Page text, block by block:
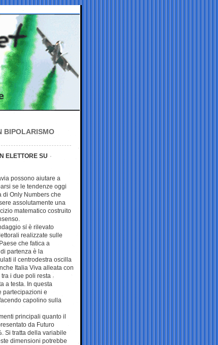
BIPOLARISMO
ELETTORE SU
possono aiutare a
se le tendenze oggi
Only Numbers che
assolutamente una
matematico costruito
si è rilevato
realizzate sulle
che fatica a
partenza è la
il centrodestra oscilla
Italia Viva alleata con
i due poli resta
a testa. In questa
partecipazioni e
capolino sulla
principali quanto il
da Futuro
Si tratta della variabile
dimensioni potrebbe